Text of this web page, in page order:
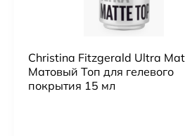
Christina Fitzgerald Ultra
Матовый Топ для гелевого
покрытия 15 мл